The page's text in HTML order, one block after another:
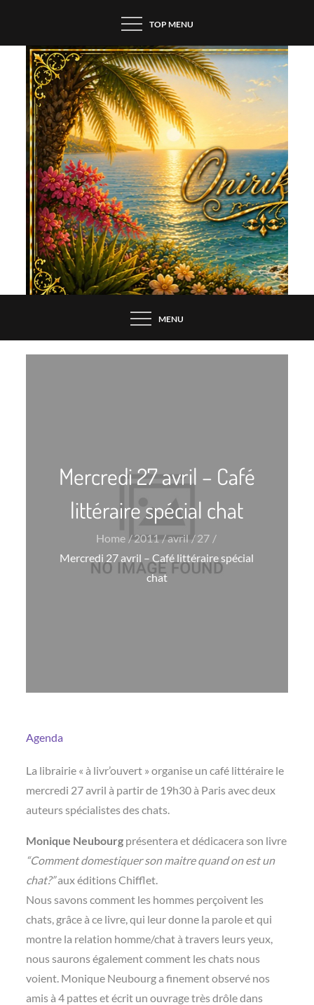
content
TOP MENU
MENU
Mercredi 27 avril – Café
littéraire spécial chat
Home 2011 avril
27
Mercredi 27 avril – Café littéraire spécial
chat
Agenda
La librairie « à livr’ouvert » organise un café littéraire le
mercredi 27 avril à partir de 19h30 à Paris avec deux
auteurs spécialistes des chats.
Monique Neubourg présentera et dédicacera son livre
“Comment domestiquer son maitre quand on est un
chat?”aux éditions Chifflet.
Nous savons comment les hommes perçoivent les
chats, grâce à ce livre, qui leur donne la parole et qui
montre la relation homme/chat à travers leurs yeux,
nous saurons également comment les chats nous
voient. Monique Neubourg a finement observé nos
amis à 4 pattes et écrit un ouvrage très drôle dans